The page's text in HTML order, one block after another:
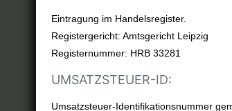
Eintragung im Handelsregister.
Registergericht: Amtsgericht Leipzig
Registernummer: HRB 33281
UMSATZSTEUER-ID:
Umsatzsteuer-Identifikationsnummer